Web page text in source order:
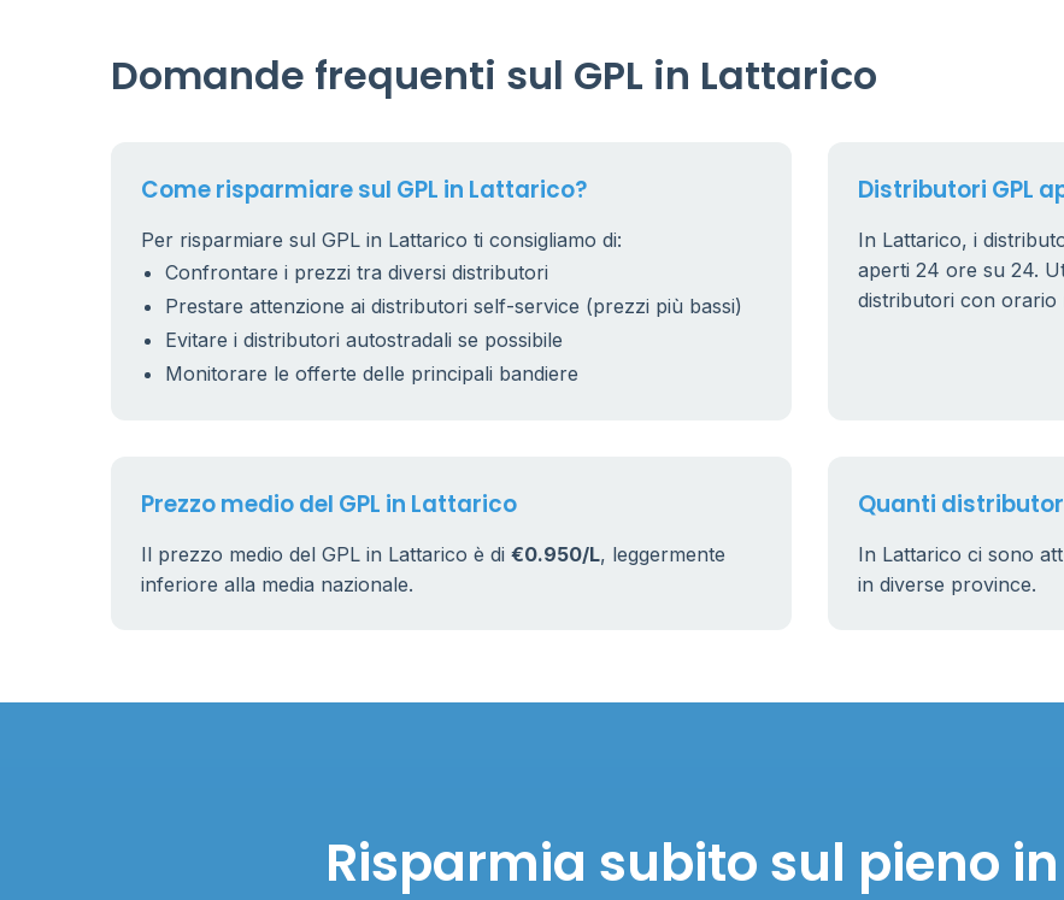
Domande frequenti sul GPL in Lattarico
Come risparmiare sul GPL in Lattarico?
Per risparmiare sul GPL in Lattarico ti consigliamo di:
Confrontare i prezzi tra diversi distributori
Prestare attenzione ai distributori self-service (prezzi più bassi)
Evitare i distributori autostradali se possibile
Monitorare le offerte delle principali bandiere
Distributori GPL
In Lattarico, i
aperti 24 ore su 24.
distributori con orario
Prezzo medio del GPL in Lattarico
Il prezzo medio del GPL in Lattarico è di €0.950/L, leggermente
inferiore alla media nazionale.
Quanti
In Lattarico ci sono
in diverse province.
Risparmia subito sul pieno